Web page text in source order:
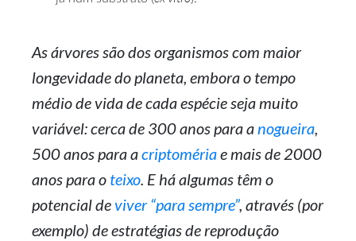
As árvores são dos organismos com maior
longevidade do planeta, embora o tempo
médio de vida de cada espécie seja muito
variável: cerca de 300 anos para anogueira,
500 anos para acriptomériae mais de 2000
anos para o teixo. E há algumas têm o
potencial deviver “para sempre”, através (por
exemplo) de estratégias de reprodução